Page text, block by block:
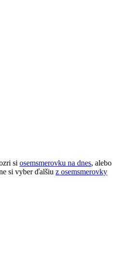
si osemsmerovku na dnes, alebo
si vyber ďalšiu z osemsmerovky